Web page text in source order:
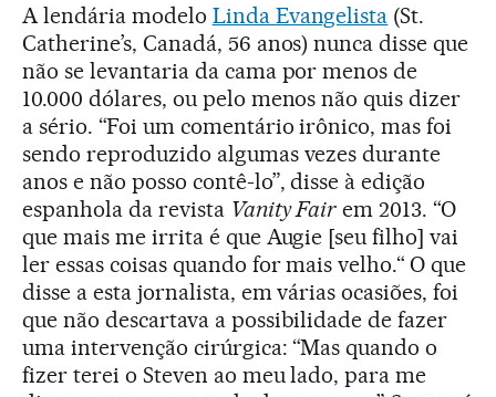
A lendária modelo Linda Evangelista (St.
Catherine’s, Canadá, 56 anos) nunca disse que
não se levantaria da cama por menos de
10.000 dólares, ou pelo menos não quis dizer
a sério. “Foi um comentário irônico, mas foi
sendo reproduzido algumas vezes durante
anos e não posso contê-lo”, disse à edição
espanhola da revista Vanity Fair em 2013. “O
que mais me irrita é que Augie [seu filho] vai
ler essas coisas quando for mais velho.“ O que
disse a esta jornalista, em várias ocasiões, foi
que não descartava a possibilidade de fazer
uma intervenção cirúrgica: “Mas quando o
fizer terei o Steven ao meu lado, para me